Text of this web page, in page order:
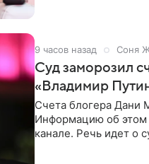
9 часов назад Соня
Суд заморозил
«Владимир
Счета блогера Дани
Информацию об этом
канале. Речь идет о